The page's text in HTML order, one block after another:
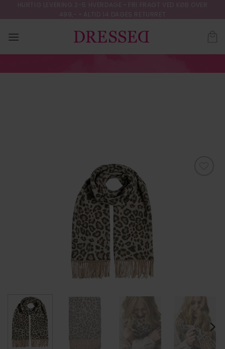
to
content
HURTIG LEVERING 2-5 HVERDAGE • FRI FRAGT VED KØB OVER
499,- • ALTID 14 DAGES RETURRET